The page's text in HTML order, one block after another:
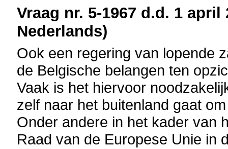
Vraag nr. 5-1967 d.d. 1
Nederlands)
Ook een regering van lopende
de Belgische belangen ten
Vaak is het hiervoor
zelf naar het buitenland gaat
Onder andere in het kader van
Raad van de Europese Unie in